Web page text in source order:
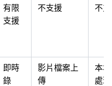
有限
支援
不支援 不
即時
錄
影片檔案上
傳
本
處理